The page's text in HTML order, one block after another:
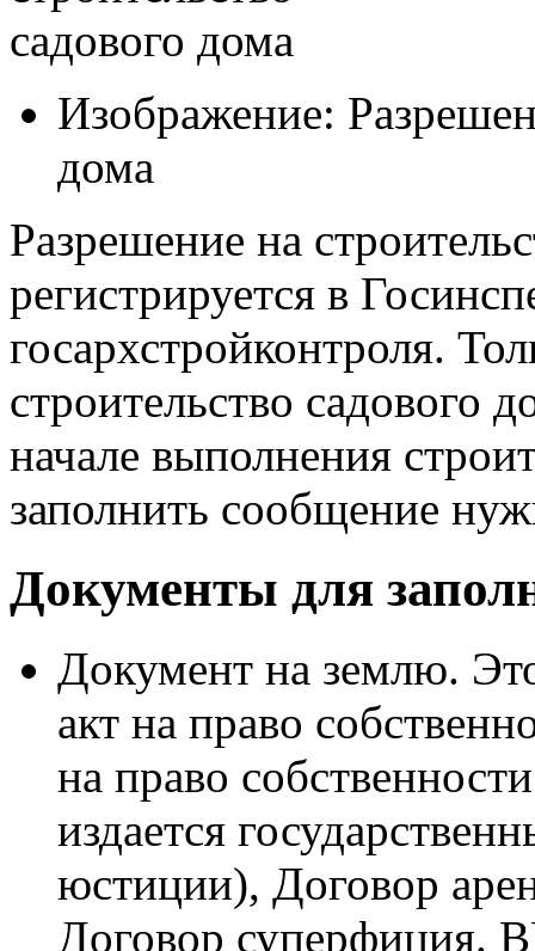
Изображение:
дома
Разрешение на
регистрируется в
госархстройконтроля.
строительство садового
начале выполнения
заполнить сообщение
Документы для
Документ на землю.
акт на право
на право
издается
юстиции), Договор
Договор